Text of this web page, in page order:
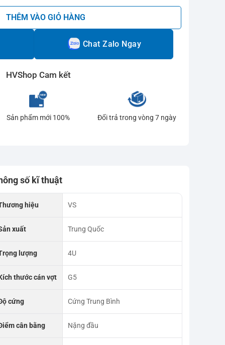
THÊM VÀO GIỎ HÀNG
Chat Zalo Ngay
HVShop Cam kết
Sản phẩm mới 100% Đổi trả trong vòng 7 ngày
số kĩ thuật
hiệu VS
xuất Trung Quốc
lượng 4U
thước cán vợt G5
cứng Cứng Trung Bình
cân bằng Nặng đầu